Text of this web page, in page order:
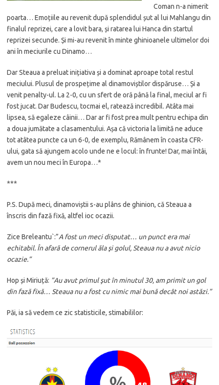
Coman n-a nimerit
poarta… Emoțiile au revenit după splendidul șut al lui Mahlangu din
finalul reprizei, care a lovit bara, și ratarea lui Hanca din startul
reprizei secunde. Și mi-au revenit în minte ghinioanele ultimelor doi
ani în meciurile cu Dinamo…
Dar Steaua a preluat inițiativa și a dominat aproape total restul
meciului. Plusul de prospețime al dinamoviștilor dispăruse… Și a
venit penalty-ul. La 2-0, cu un sfert de oră până la final, meciul ar fi
fost jucat. Dar Budescu, tocmai el, ratează incredibil. Atâta mai
lipsea, să egaleze câinii… Dar ar fi fost prea mult pentru echipa din
a doua jumătate a clasamentului. Așa că victoria la limită ne aduce
tot atâtea puncte ca un 6-0, de exemplu, Rămânem în coasta CFR-
ului, gata să ajungem acolo unde ne e locul: în frunte! Dar, mai întâi,
avem un nou meci în Europa…*
***
P.S. După meci, dinamoviștii s-au plâns de ghinion, că Steaua a
înscris din fază fixă, altfel ioc ocazii.
Zice Breleantu`:”A fost un meci disputat… un punct era mai
echitabil. În afară de cornerul ăla şi golul, Steaua nu a avut nicio
ocazie.”
Hop și Miriuță: ”Au avut primul şut în minutul 30, am primit un gol
din fază fixă… Steaua nu a fost cu nimic mai bună decât noi astăzi.”
Păi, ia să vedem ce zic statisticile, stimabililor: